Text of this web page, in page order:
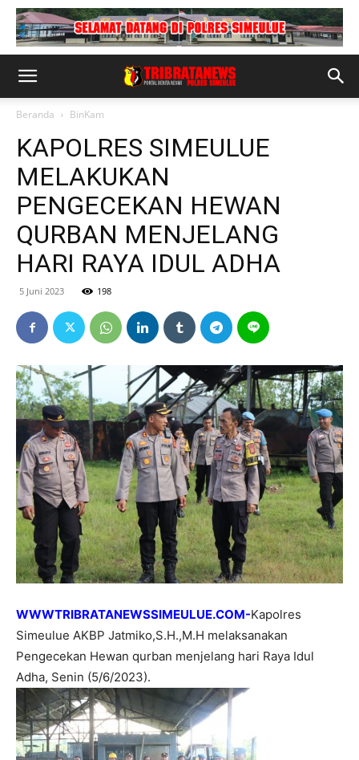
Beranda BinKam
KAPOLRES SIMEULUE
MELAKUKAN
PENGECEKAN HEWAN
QURBAN MENJELANG
HARI RAYA IDUL ADHA
5 Juni 2023 198
WWWTRIBRATANEWSSIMEULUE.COM-Kapolres
Simeulue AKBP Jatmiko,S.H.,M.H melaksanakan
Pengecekan Hewan qurban menjelang hari Raya Idul
Adha, Senin (5/6/2023).